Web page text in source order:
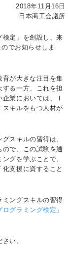
2018年11月16日
日本商工会議所
検定」を創設し、来
でお知らせしま
育が大きな注目を集
る一方、これを担
業においては、Ｉ
スキルをもつ人材が
スキルの習得は、
で、この試験を通
グを学ぶことで、
化支援に資すること
ミングスキルの習得
ログラミング検定 」
い。